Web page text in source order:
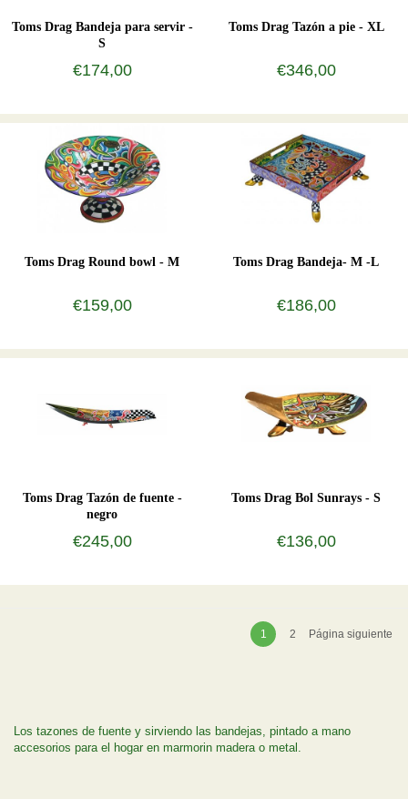
Toms Drag Bandeja para servir -
S
€174,00
Toms Drag Tazón a pie - XL
€346,00
Toms Drag Round bowl - M
€159,00
Toms Drag Bandeja- M -L
€186,00
Toms Drag Tazón de fuente -
negro
€245,00
Toms Drag Bol Sunrays - S
€136,00
1 2 Página siguiente
Los tazones de fuente y sirviendo las bandejas, pintado a mano
accesorios para el hogar en marmorin madera o metal.